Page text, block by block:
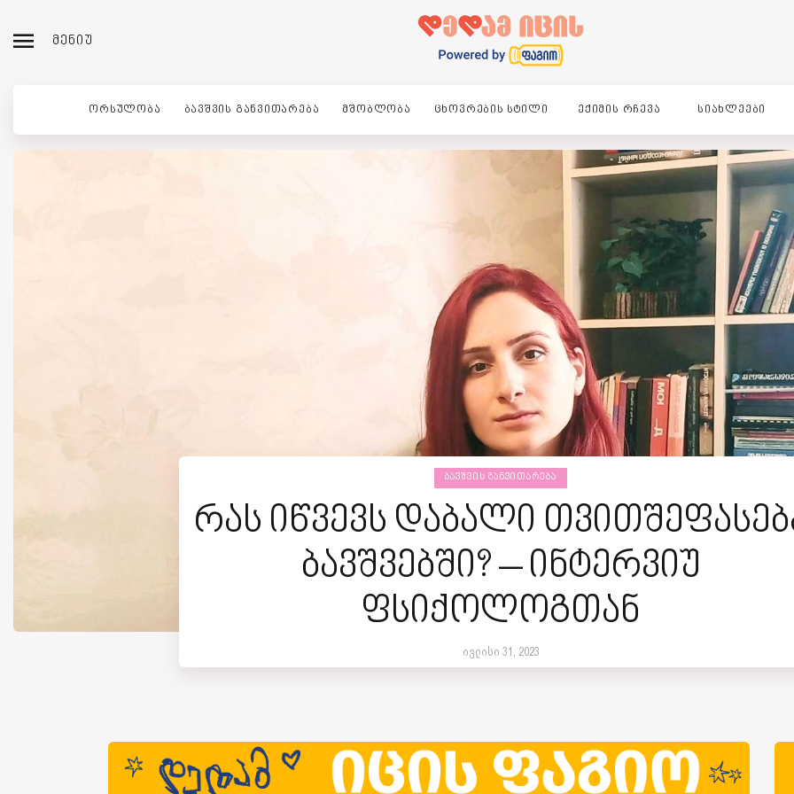
ᲛᲔᲜᲘᲣ
ᲝᲠᲡᲣᲚᲝᲑᲐ ᲑᲐᲕᲨᲕᲘᲡ ᲒᲐᲜᲕᲘᲗᲐᲠᲔᲑᲐ ᲛᲨᲝᲑᲚᲝᲑᲐ ᲪᲮᲝᲕᲠᲔᲑᲘᲡ ᲡᲢᲘᲚᲘ ᲔᲥᲘᲛᲘᲡ ᲠᲩᲔᲕᲐ ᲡᲘᲐᲮᲚᲔᲔᲑᲘ
ᲑᲐᲕᲨᲕᲘᲡ ᲒᲐᲜᲕᲘᲗᲐᲠᲔᲑᲐ
რას იწვევს დაბალი
ბავშვებში? – ინტერვიუ
ფსიქოლოგთან
ივლისი 31, 2023